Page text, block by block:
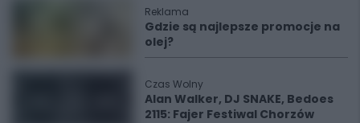
Reklama
Gdzie są najlepsze promocje na
olej?
Czas Wolny
Alan Walker, DJ SNAKE, Bedoes
2115: Fajer Festiwal Chorzów